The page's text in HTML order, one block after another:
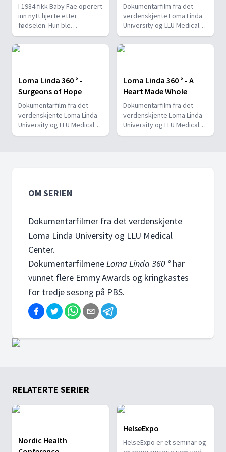
I 1984 fikk Baby Fae operert
inn nytt hjerte etter
fødselen. Hun ble
verdensberømt. Senere er
hundrevis av barn med
uhelbredelig hjertefeil
barnesykehus.
Dokumentarfilm fra det
verdenskjente Loma Linda
University og LLU Medical
Center. Loma Linda 360 ° har
vunnet flere Emmy Awards.
Loma Linda 360 ° -
Surgeons of Hope
Dokumentarfilm fra det
verdenskjente Loma Linda
University og LLU Medical
Center. Loma Linda 360 ° har
Loma Linda 360 ° - A
Heart Made Whole
Dokumentarfilm fra det
verdenskjente Loma Linda
University og LLU Medical
Center. Loma Linda 360 ° har
OM SERIEN
Dokumentarfilmer fra det verdenskjente
Loma Linda University og LLU Medical
Center.
DokumentarfilmeneLoma Linda 360 ° har
vunnet flere Emmy Awards og kringkastes
for tredje sesong på PBS.
RELATERTE SERIER
Nordic Health
HelseExpo
HelseExpo er et seminar og